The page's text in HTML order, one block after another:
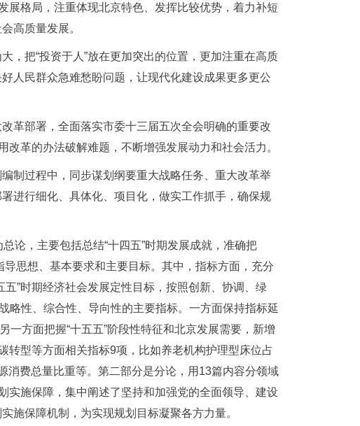
展格局，注重体现北京特色、发挥比较优势，着力补短
高质量发展。
，把“投资于人”放在更加突出的位置，更加注重在高质
人民群众急难愁盼问题，让现代化建设成果更多更公
革部署，全面落实市委十三届五次全会明确的重要改
改革的办法破解难题，不断增强发展动力和社会活力。
制过程中，同步谋划纲要重大战略任务、重大改革举
进行细化、具体化、项目化，做实工作抓手，确保规
论，主要包括总结“十四五”时期发展成就，准确把
导思想、基本要求和主要目标。其中，指标方面，充分
”时期经济社会发展定性目标，按照创新、协调、绿
略性、综合性、导向性的主要指标。一方面保持指标延
一方面把握“十五五”阶段性特征和北京发展需要，新增
转型等方面相关指标9项，比如养老机构护理型床位占
消费总量比重等。第二部分是分论，用13篇内容分领域
实施保障，集中阐述了坚持和加强党的全面领导、建设
施保障机制，为实现规划目标凝聚各方力量。